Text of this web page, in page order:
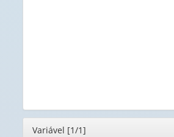
Editor
Variável [1/1]